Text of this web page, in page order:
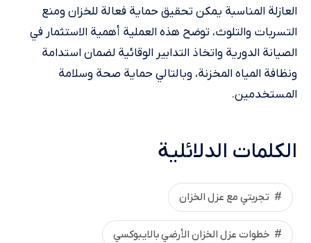
العازلة المناسبة يمكن تحقيق حماية فعالة للخزان ومنع
التسربات والتلوث، توضح هذه العملية أهمية الاستثمار في
الصيانة الدورية واتخاذ التدابير الوقائية لضمان استدامة
ونظافة المياه المخزنة، وبالتالي حماية صحة وسلامة
المستخدمين.
الكلمات الدلائلية
تجربتي مع عزل الخزان
خطوات عزل الخزان الأرضي بالايبوكسي